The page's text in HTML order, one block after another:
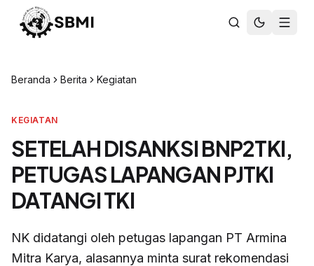
Beranda Berita Kegiatan
KEGIATAN
SETELAH DISANKSI BNP2TKI,
PETUGAS LAPANGAN PJTKI
DATANGI TKI
NK didatangi oleh petugas lapangan PT Armina
Mitra Karya, alasannya minta surat rekomendasi